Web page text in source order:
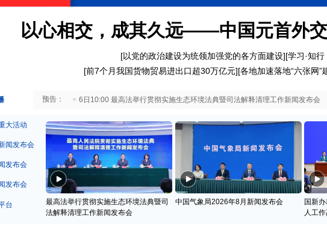
以心相交，成其久远——中国元首外
[以党的政治建设为统领加强党的各方面建设][学习·知行
[前7个月我国货物贸易进出口超30万亿元][各地加速落地“六张网
举行新闻发布会 6日10:00 最高法举行贯彻实施生态环境法典暨司法解释清理工作新闻发布会
大活动
闻发布会
发布会
发布会
台
最高法举行贯彻实施生态环境法典暨司
法解释清理工作新闻发布会
中国气象局2026年8月新闻发布会
国新
人工